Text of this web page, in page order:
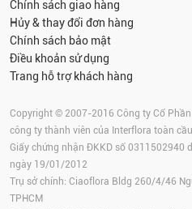
Chính sách giao hàng
Hủy & thay đổi đơn hàng
Chính sách bảo mật
Điều khoản sử dụng
Trang hỗ trợ khách hàng
Copyright © 2007-2016 Công ty Cổ
công ty thành viên của Interflora toàn cầu
Giấy chứng nhận ĐKKD số 0311502940
ngày 19/01/2012
Trụ sở chính: Ciaoflora Bldg 260/4/46
TPHCM